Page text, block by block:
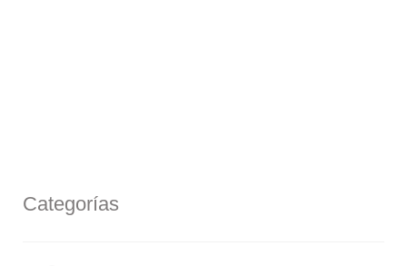
Categorías